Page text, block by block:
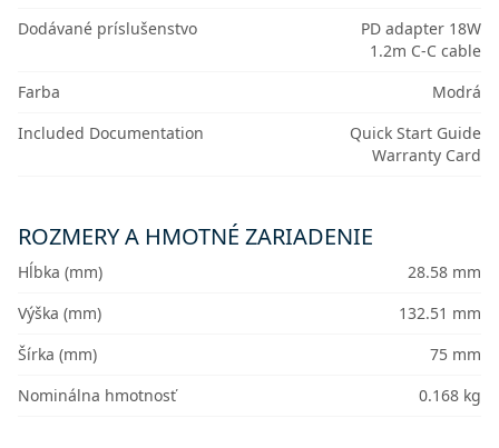
Dodávané príslušenstvo
PD adapter 18W
1.2m C-C cable
Farba
Modrá
Included Documentation
Quick Start Guide
Warranty Card
ROZMERY A HMOTNÉ ZARIADENIE
Hĺbka (mm)
28.58 mm
Výška (mm)
132.51 mm
Šírka (mm)
75 mm
Nominálna hmotnosť
0.168 kg